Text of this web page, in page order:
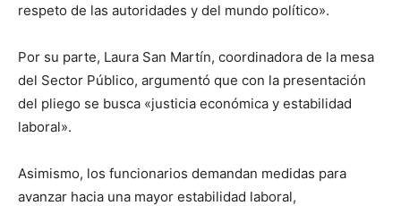
respeto de las autoridades y del mundo político».
Por su parte, Laura San Martín, coordinadora de la mesa
del Sector Público, argumentó que con la presentación
del pliego se busca «justicia económica y estabilidad
laboral».
Asimismo, los funcionarios demandan medidas para
avanzar hacia una mayor estabilidad laboral,